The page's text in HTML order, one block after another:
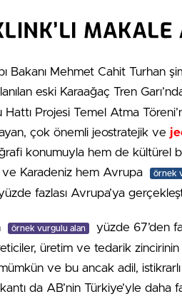
Bakanı Mehmet Cahit Turhan
eski Karaağaç Tren
Hattı Projesi Temel Atma
çok önemli jeostratejik ve
konumuyla hem de kültürel
Karadeniz hem Avrupa
örnek
fazlası Avrupa’ya
örnek vurgulu alan
yüzde 67’den
üretim ve tedarik zincirinin
ve bu ancak adil,
da AB’nin Türkiye’yle